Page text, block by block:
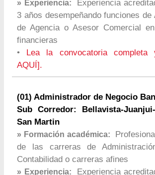
» Experiencia:
Experiencia
3 años desempeñando funciones de
de Agencia o Asesor Comercial
financieras
•
Lea la convocatoria completa
AQUÍ].
(01) Administrador de Negocio
Sub Corredor: Bellavista-
San Martin
» Formación académica:
de las carreras de
Contabilidad o carreras afines
» Experiencia:
Experiencia